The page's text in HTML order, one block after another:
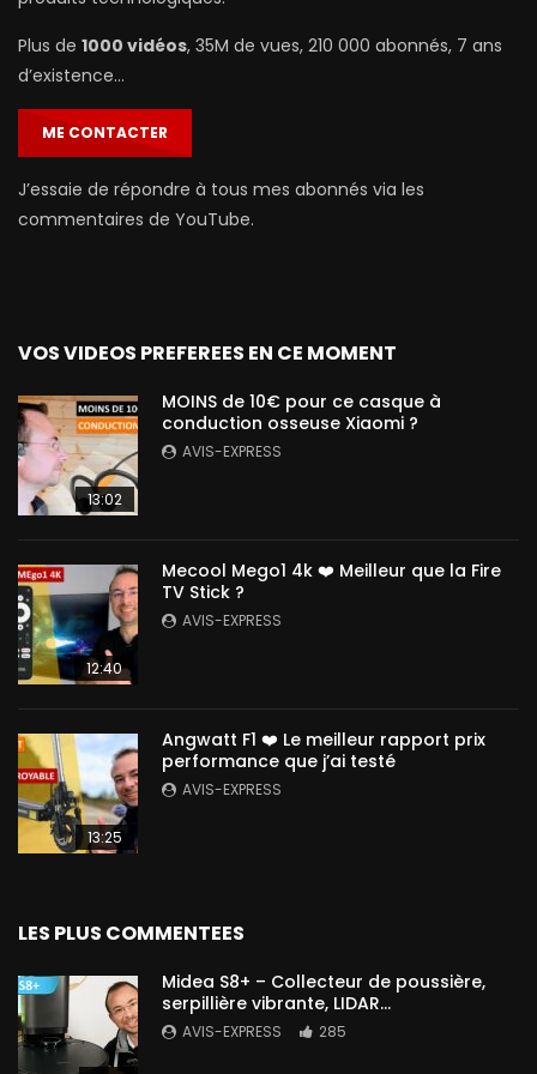
Plus de 1000 vidéos, 35M de vues, 210 000 abonnés, 7 ans
d’existence…
ME CONTACTER
J’essaie de répondre à tous mes abonnés via les
commentaires de YouTube.
VOS VIDEOS PREFEREES EN CE MOMENT
13:02
MOINS de 10€ pour ce casque à
conduction osseuse Xiaomi ?
AVIS-EXPRESS
12:40
Mecool Mego1 4k ❤️ Meilleur que la Fire
TV Stick ?
AVIS-EXPRESS
13:25
Angwatt F1 ❤️ Le meilleur rapport prix
performance que j’ai testé
AVIS-EXPRESS
LES PLUS COMMENTEES
Midea S8+ – Collecteur de poussière,
serpillière vibrante, LIDAR…
AVIS-EXPRESS 285